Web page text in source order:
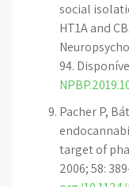
social
HT1A and
94.
Pacher P,
target of
2006; 58: